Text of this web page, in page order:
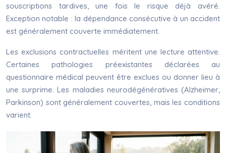
souscriptions tardives, une fois le risque déjà avéré.
Exception notable : la dépendance consécutive à un accident
est généralement couverte immédiatement.
Les exclusions contractuelles méritent une lecture attentive.
Certaines pathologies préexistantes déclarées au
questionnaire médical peuvent être exclues ou donner lieu à
une surprime. Les maladies neurodégénératives (Alzheimer,
Parkinson) sont généralement couvertes, mais les conditions
varient.